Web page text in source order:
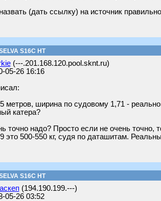
(дать ссылку) на источник
S16C HT
(---.201.168.120.pool.sknt.ru)
05-26 16:16
метров, ширина по судовому 1,71 -
катера?
точно надо? Просто если не очень точно,
это 500-550 кг, судя по даташитам.
S16C HT
(194.190.199.---)
05-26 03:52